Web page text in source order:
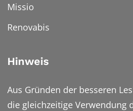
Missio
Renovabis
Hinweis
Aus Gründen der besseren
die gleichzeitige Verwendung